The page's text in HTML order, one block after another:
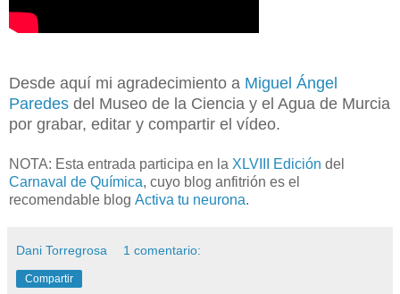
Desde aquí mi agradecimiento a Miguel Ángel
Paredes del Museo de la Ciencia y el Agua de Murcia
por grabar, editar y compartir el vídeo.
NOTA: Esta entrada participa en la XLVIII Edición del
Carnaval de Química, cuyo blog anfitrión es el
recomendable blog Activa tu neurona.
Dani Torregrosa 1 comentario:
Compartir